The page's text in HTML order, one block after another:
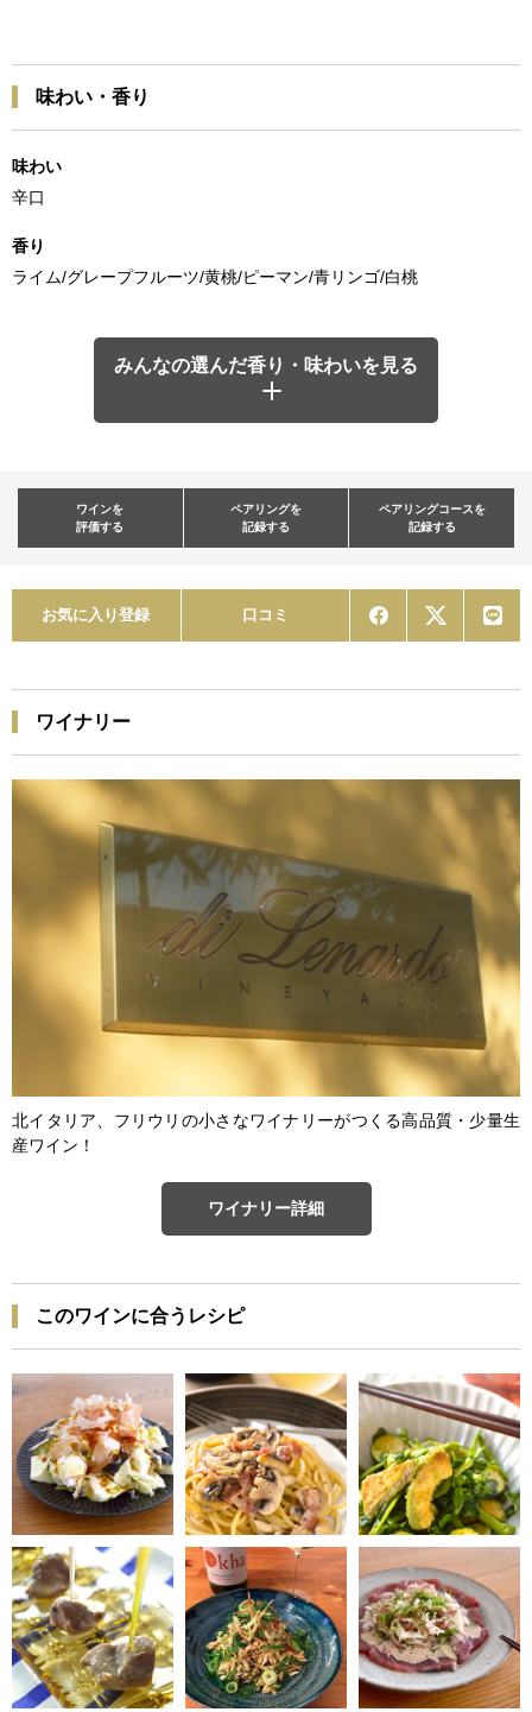
味わい・香り
味わい
辛口
香り
ライム/グレープフルーツ/黄桃/ピーマン/青リンゴ/白桃
みんなの選んだ香り・味わいを見る
ワインを
評価する
ペアリングを
記録する
ペアリングコースを
記録する
お気に入り登録 口コミ
ワイナリー
北イタリア、フリウリの小さなワイナリーがつくる高品質・少量生
産ワイン！
ワイナリー詳細
このワインに合うレシピ